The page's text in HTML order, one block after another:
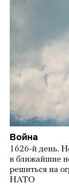
Война
1626-й день.
в ближайшие
решиться на
НАТО